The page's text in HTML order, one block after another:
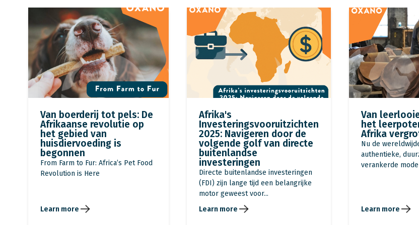
Van boerderij tot pels: De
Afrikaanse revolutie op
het gebied van
huisdiervoeding is
begonnen
From Farm to Fur: Africa’s Pet Food
Revolution is Here
Learn more
Afrika's
Investeringsvooruitzichten
2025: Navigeren door de
volgende golf van directe
buitenlandse
investeringen
Directe buitenlandse investeringen
(FDI) zijn lange tijd een belangrijke
motor geweest voor...
Learn more
Van
het
Afrika
Nu de
authentieke,
verankerde
Learn more